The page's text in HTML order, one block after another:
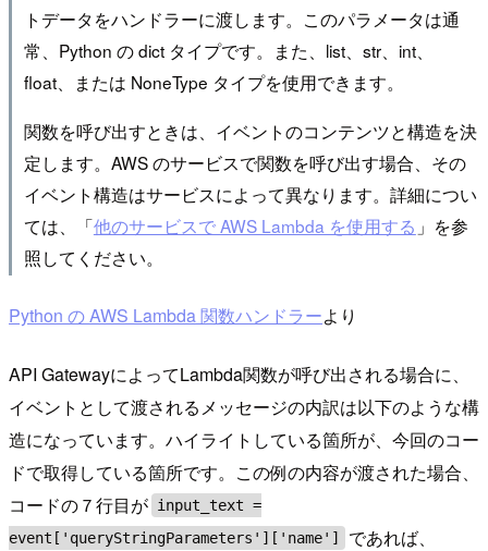
トデータをハンドラーに渡します。このパラメータは通
常、Python の dict タイプです。また、list、str、int、
float、または NoneType タイプを使用できます。
関数を呼び出すときは、イベントのコンテンツと構造を決
定します。AWS のサービスで関数を呼び出す場合、その
イベント構造はサービスによって異なります。詳細につい
ては、「他のサービスで AWS Lambda を使用する 」を参
照してください。
Python の AWS Lambda 関数ハンドラーより
API GatewayによってLambda関数が呼び出される場合に、
イベントとして渡されるメッセージの内訳は以下のような構
造になっています。ハイライトしている箇所が、今回のコー
ドで取得している箇所です。この例の内容が渡された場合、
コードの７行目が input_text =
event['queryStringParameters']['name']
であれば、